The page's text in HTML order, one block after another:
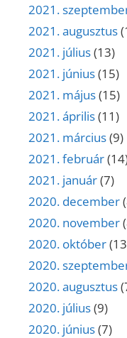
2021.
2021. augusztus
2021. július(13)
2021. június(15)
2021. május(15)
2021. április(11)
2021. március(9)
2021. február
2021. január(7)
2020. december
2020. november
2020. október
2020.
2020. augusztus
2020. július(9)
2020. június(7)